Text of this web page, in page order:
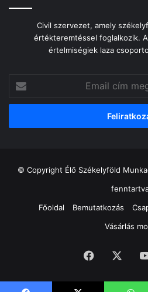
Civil szervezet, amely
értékteremtéssel foglalkozik.
értelmiségiek laza
cím
megadása
© Copyright Élő Székelyföld
Főoldal
Bemutatkozás
Vásárlás
Facebook